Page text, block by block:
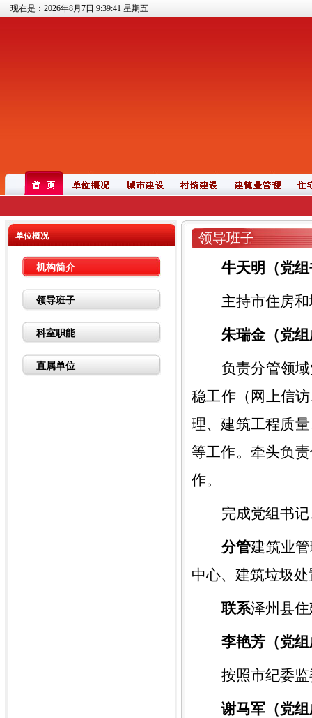
现在是：2026年8月7日 9:39:42 星期五
单位概况
机构简介
领导班子
科室职能
直属单位
领导班子
牛天明（党
主持市住房
朱瑞金（党
负责分管领
稳工作（网上信
理、建筑工程质
等工作。牵头负
作。
完成党组书
分管建筑业
中心、 建筑垃圾
联系泽州县
李艳芳（党
按照市纪委
谢马军 （党